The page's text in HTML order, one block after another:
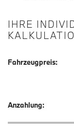
IHRE
Fahrzeugpreis:
Anzahlung:
Anzahlung